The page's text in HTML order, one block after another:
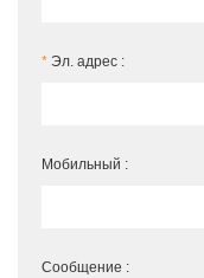
* Эл. адрес :
Мобильный :
Сообщение :